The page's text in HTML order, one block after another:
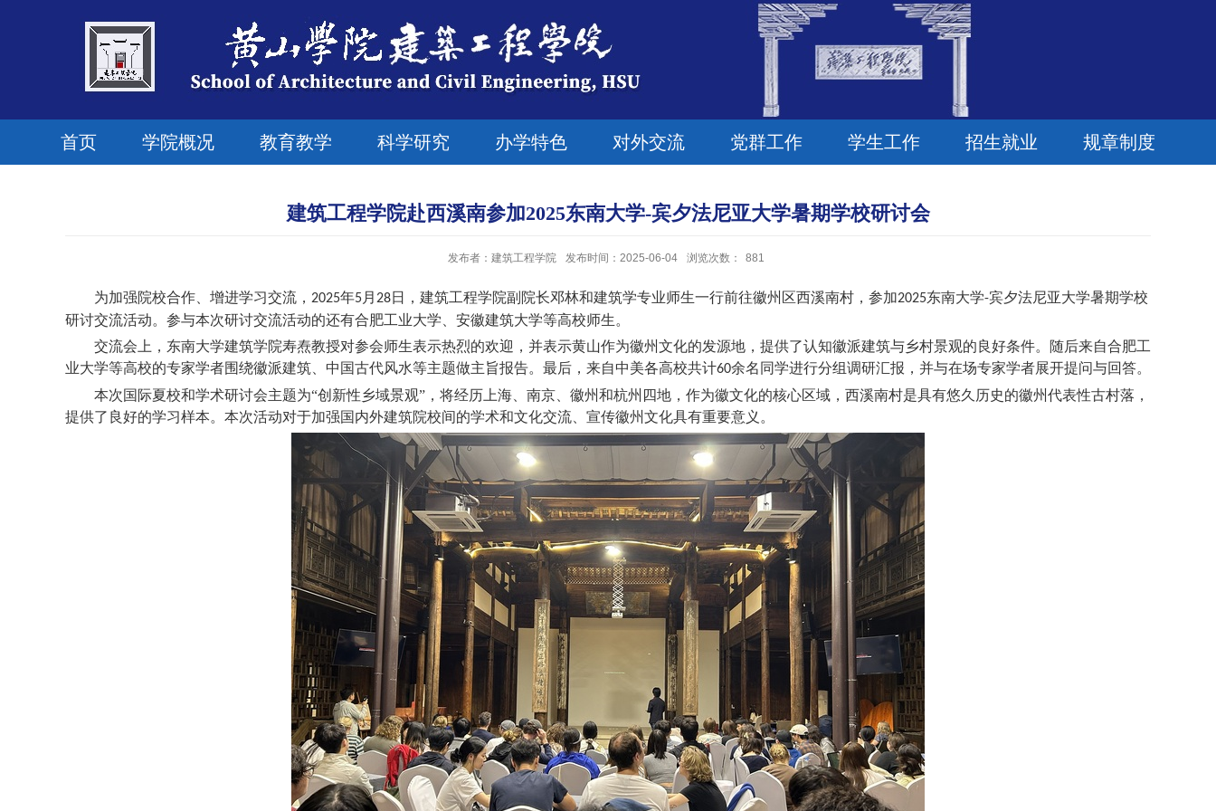
首页 学院概况 教育教学 科学研究 办学特色 对外交流 党群工作 学生工作 招生就业 规章制度
建筑工程学院赴西溪南参加2025东南大学-宾夕法尼亚大学暑期学校研讨会
发布者：建筑工程学院 发布时间：2025-06-04 浏览次数： 881
为加强院校合作、增进学习交流， 2025年5月 28日，建筑工程学院副院长邓林和建筑学专业师生一行前往徽州区西溪南村，参加2025东南大学-宾夕法尼亚大学暑期学校
研讨交流活动。参与本次研讨交流活动的还有合肥工业大学、安徽建筑大学等高校师生。
交流会上，东南大学建筑学院寿焘教授对参会师生表示热烈的欢迎，并表示黄山作为徽州文化的发源地，提供了认知徽派建筑与乡村景观的良好条件。随后来自合肥工
业大学等高校的专家学者围绕徽派建筑、中国古代风水等主题做主旨报告。最后，来自中美各高校共计60余名同学进行分组调研汇报，并与在场专家学者展开提问与回答。
本次国际夏校和学术研讨会主题为“创新性乡域景观”，将经历上海、南京、徽州和杭州四地，作为徽文化的核心区域，西溪南村是具有悠久历史的徽州代表性古村落，
提供了良好的学习样本。本次活动对于加强国内外建筑院校间的学术和文化交流、宣传徽州文化具有重要意义。